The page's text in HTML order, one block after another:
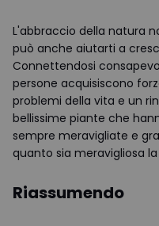
L'abbraccio della natura
può anche aiutarti a
Connettendosi
persone acquisiscono
problemi della vita e un
bellissime piante che
sempre meravigliate e
quanto sia meravigliosa
Riassumendo